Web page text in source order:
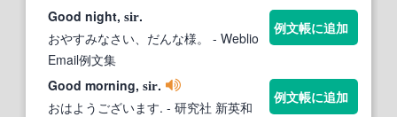
Good night, sir.
おやすみなさい、だんな様。
- Weblio
Email例文集
例文帳に追加
Good morning, sir.
おはようございます. - 研究社 新英和
例文帳に追加